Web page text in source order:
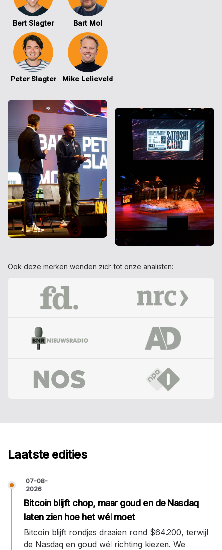
Bert Slagter Bart Mol
Peter Slagter Mike Lelieveld
Ook deze merken wenden zich tot onze analisten:
Laatste edities
07-08-
2026
Bitcoin blijft chop, maar goud en de Nasdaq
laten zien hoe het wél moet
Bitcoin blijft rondjes draaien rond $64.200, terwijl
de Nasdaq en goud wél richting kiezen. We